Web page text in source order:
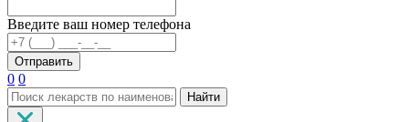
Введите ваш номер телефона
0 0
Найти